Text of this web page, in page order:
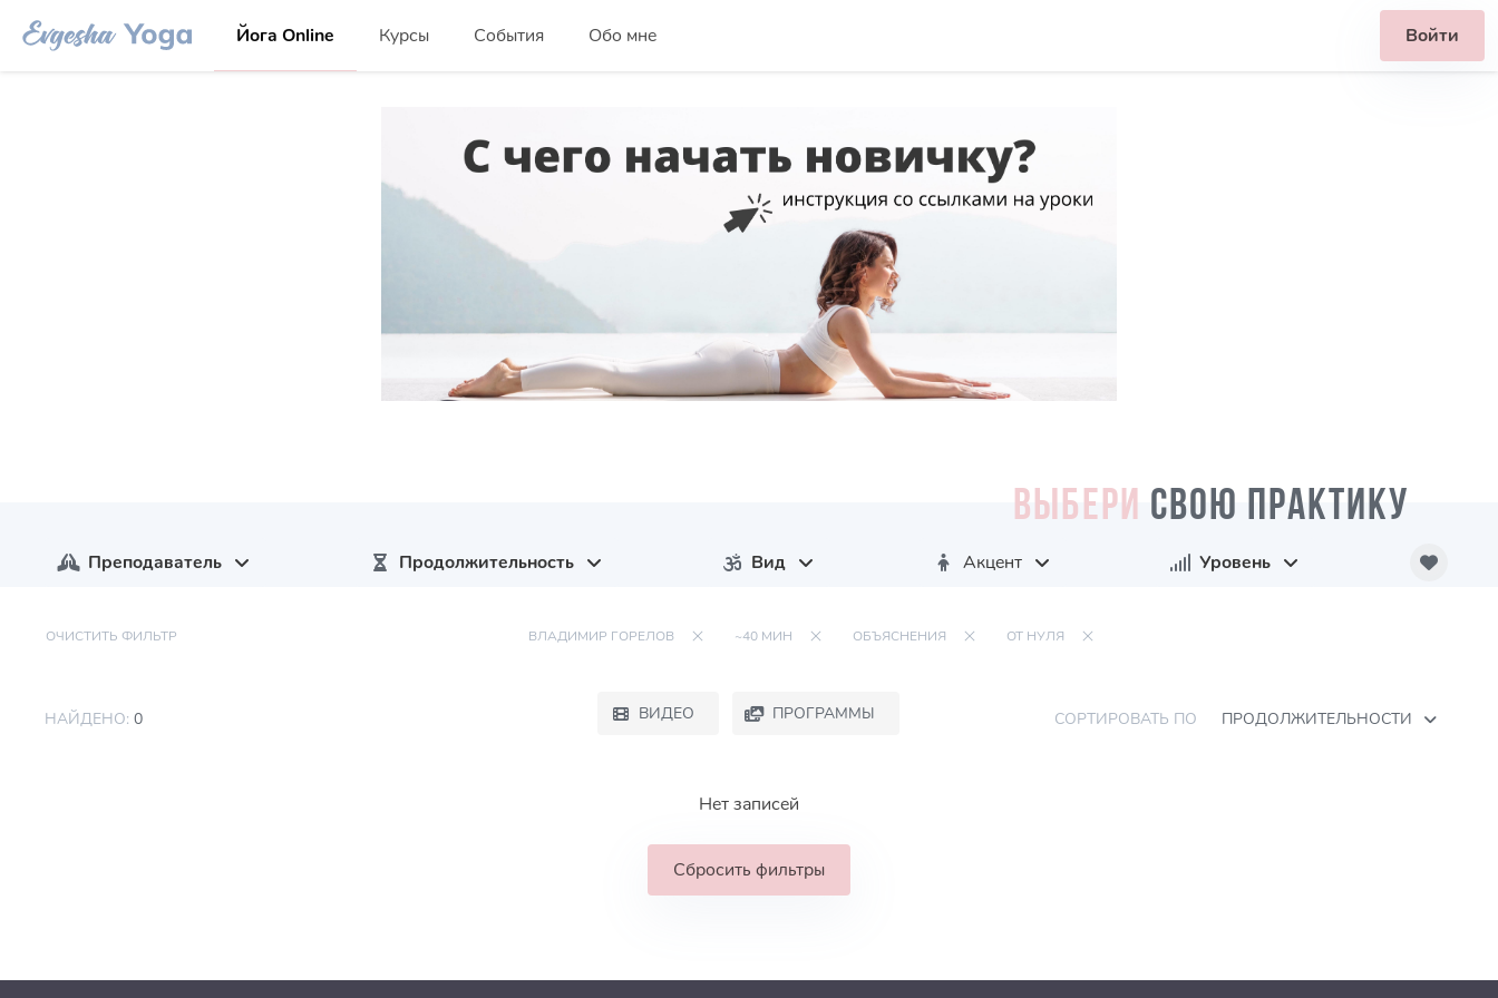
Йога Online Курсы События Обо мне Войти
ВЫБЕРИ СВОЮ ПРАКТИКУ
Преподаватель Продолжительность Вид Акцент Уровень
ОЧИСТИТЬ ФИЛЬТР ВЛАДИМИР ГОРЕЛОВ ~40 МИН ОБЪЯСНЕНИЯ ОТ НУЛЯ
НАЙДЕНО: 0 ВИДЕО ПРОГРАММЫ СОРТИРОВАТЬ ПО ПРОДОЛЖИТЕЛЬНОСТИ
Нет записей
Сбросить фильтры